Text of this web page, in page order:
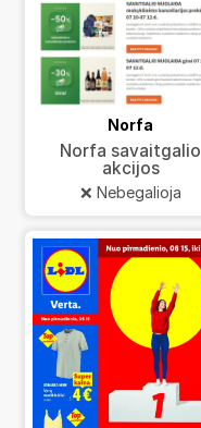
Norfa
Norfa savaitgalio
akcijos
❌ Nebegalioja